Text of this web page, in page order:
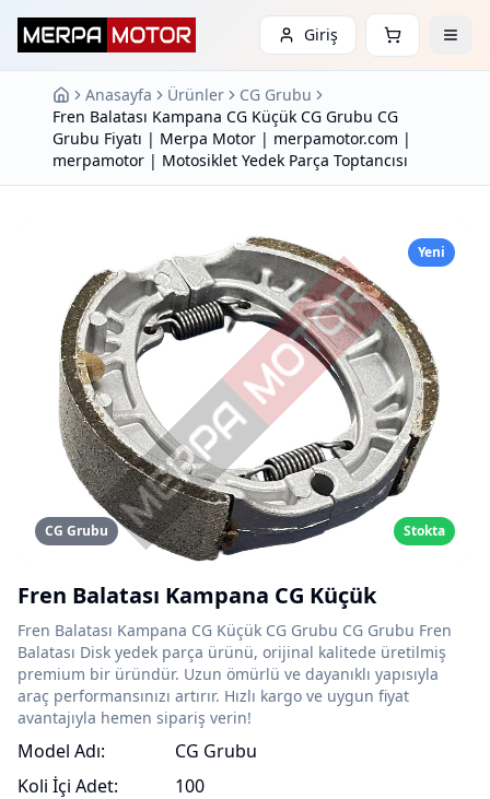
Giriş
Anasayfa Ürünler
CG Grubu
Fren Balatası Kampana CG Küçük CG Grubu CG
Grubu Fiyatı | Merpa Motor | merpamotor.com |
merpamotor | Motosiklet Yedek Parça Toptancısı
Yeni
CG Grubu Stokta
Fren Balatası Kampana CG Küçük
Fren Balatası Kampana CG Küçük CG Grubu CG Grubu Fren
Balatası Disk yedek parça ürünü, orijinal kalitede üretilmiş
premium bir üründür. Uzun ömürlü ve dayanıklı yapısıyla
araç performansınızı artırır. Hızlı kargo ve uygun fiyat
avantajıyla hemen sipariş verin!
Model Adı:
Koli İçi Adet:
CG Grubu
100